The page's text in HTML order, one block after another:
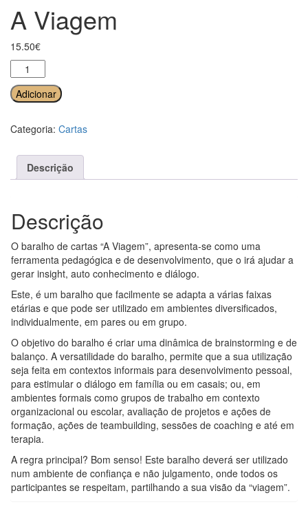
A Viagem
15.50€
Quantidade
de
A
Viagem
Adicionar
Categoria: Cartas
Descrição
Descrição
O baralho de cartas “A Viagem”, apresenta-se como uma
ferramenta pedagógica e de desenvolvimento, que o irá ajudar a
gerar insight, auto conhecimento e diálogo.
Este, é um baralho que facilmente se adapta a várias faixas
etárias e que pode ser utilizado em ambientes diversificados,
individualmente, em pares ou em grupo.
O objetivo do baralho é criar uma dinâmica de brainstorming e de
balanço. A versatilidade do baralho, permite que a sua utilização
seja feita em contextos informais para desenvolvimento pessoal,
para estimular o diálogo em família ou em casais; ou, em
ambientes formais como grupos de trabalho em contexto
organizacional ou escolar, avaliação de projetos e ações de
formação, ações de teambuilding, sessões de coaching e até em
terapia.
A regra principal? Bom senso! Este baralho deverá ser utilizado
num ambiente de confiança e não julgamento, onde todos os
participantes se respeitam, partilhando a sua visão da “viagem”.